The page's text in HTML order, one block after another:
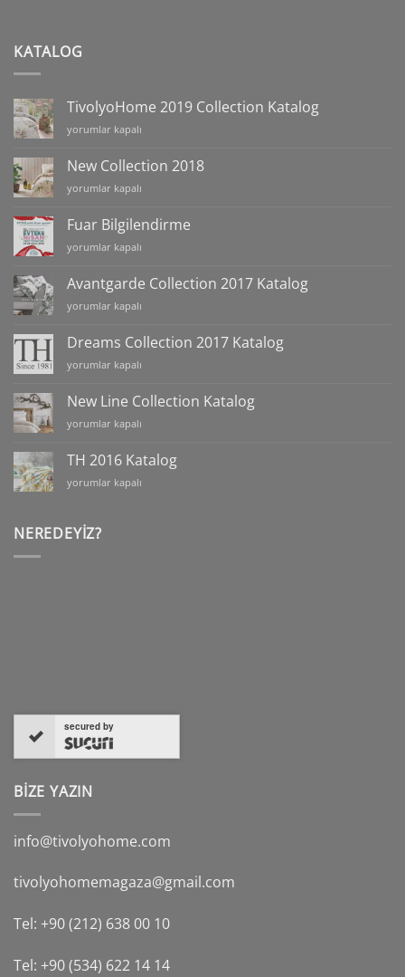
KATALOG
TivolyoHome 2019 Collection Katalog
TivolyoHome
Collection
Katalog
için
yorumlar kapalı
New Collection 2018
New
2018
için
yorumlar kapalı
Fuar Bilgilendirme
Fuar
için
yorumlar kapalı
Avantgarde Collection 2017 Katalog
Avantgarde
2017
Katalog
için
yorumlar kapalı
Dreams Collection 2017 Katalog
Dreams
2017
Katalog
için
yorumlar kapalı
New Line Collection Katalog
New
Collection
Katalog
için
yorumlar kapalı
TH 2016 Katalog
TH
için
yorumlar kapalı
NEREDEYIZ?
secured by
BİZE YAZIN
info@tivolyohome.com
tivolyohomemagaza@gmail.com
Tel: +90 (212) 638 00 10
Tel: +90 (534) 622 14 14